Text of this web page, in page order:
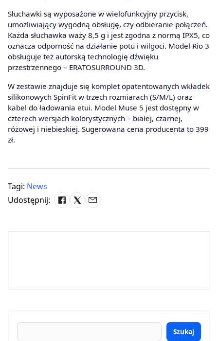
Słuchawki są wyposażone w wielofunkcyjny przycisk,
umożliwiający wygodną obsługę, czy odbieranie połączeń.
Każda słuchawka waży 8,5 g i jest zgodna z normą IPX5, co
oznacza odporność na działanie potu i wilgoci. Model Rio 3
obsługuje też autorską technologię dźwięku
przestrzennego – ERATOSURROUND 3D.
W zestawie znajduje się komplet opatentowanych wkładek
silikonowych SpinFit w trzech rozmiarach (S/M/L) oraz
kabel do ładowania etui. Model Muse 5 jest dostępny w
czterech wersjach kolorystycznych – białej, czarnej,
różowej i niebieskiej. Sugerowana cena producenta to 399
zł.
Tagi: News
Udostępnij:
Szukaj